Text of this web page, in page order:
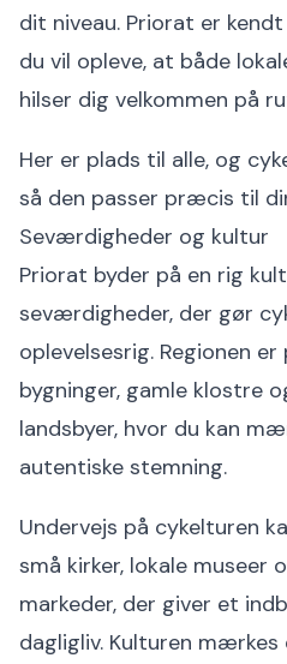
dit niveau. Priorat er
du vil opleve, at både
hilser dig velkommen på
Her er plads til alle, og
så den passer præcis til
Seværdigheder og kultur
Priorat byder på en rig
seværdigheder, der gør
oplevelsesrig. Regionen
bygninger, gamle klostre
landsbyer, hvor du kan
autentiske stemning.
Undervejs på cykelturen
små kirker, lokale museer
markeder, der giver et
dagligliv. Kulturen